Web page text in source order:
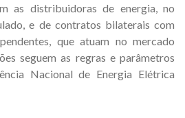
as distribuidoras de energia, no
e de contratos bilaterais com
que atuam no mercado
seguem as regras e parâmetros
Nacional de Energia Elétrica